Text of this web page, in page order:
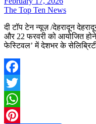
The Top Ten News
दी टॉप टेन न्यूज़ /देहरादून
और 22 फरवरी को आयोजित होने
फेस्टिवल’ में देशभर के
Facebook
Twitter
WhatsApp